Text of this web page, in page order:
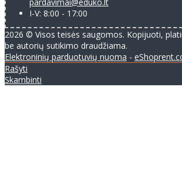
I-V: 8:00 - 17:00
2026 © Visos teisės saugomos. Kopijuoti,
be autorių sutikimo draudžiama.
Elektroninių parduotuvių nuoma -
Rašyti
Skambinti